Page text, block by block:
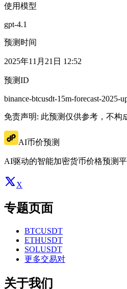
使用模型
gpt-4.1
预测时间
2025年11月21日 12:52
预测ID
binance-btcusdt-15m-forecast-2025-
免责声明: 此预测仅供参考，不构
AI币价预测
AI驱动的智能加密货币价格预测
X
专题页面
BTCUSDT
ETHUSDT
SOLUSDT
更多交易对
关于我们